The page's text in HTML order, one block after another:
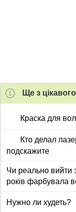
Ще з цiкавого
Кто делал
подскажите
Чи реально вийти
років фарбувала
Нужно ли худеть?